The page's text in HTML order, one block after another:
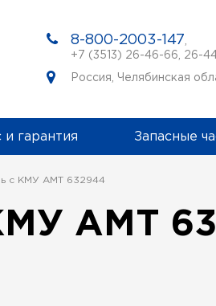
8-800-2003-147
+7 (3513) 26-46-66
26-44-
Россия, Челябинская
и гарантия Запасные
с КМУ АМТ 632944
АМТ